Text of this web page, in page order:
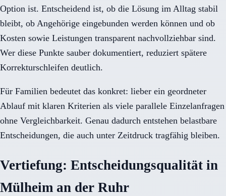
Option ist. Entscheidend ist, ob die Lösung im Alltag stabil
bleibt, ob Angehörige eingebunden werden können und ob
Kosten sowie Leistungen transparent nachvollziehbar sind.
Wer diese Punkte sauber dokumentiert, reduziert spätere
Korrekturschleifen deutlich.
Für Familien bedeutet das konkret: lieber ein geordneter
Ablauf mit klaren Kriterien als viele parallele Einzelanfragen
ohne Vergleichbarkeit. Genau dadurch entstehen belastbare
Entscheidungen, die auch unter Zeitdruck tragfähig bleiben.
Vertiefung: Entscheidungsqualität in
Mülheim an der Ruhr